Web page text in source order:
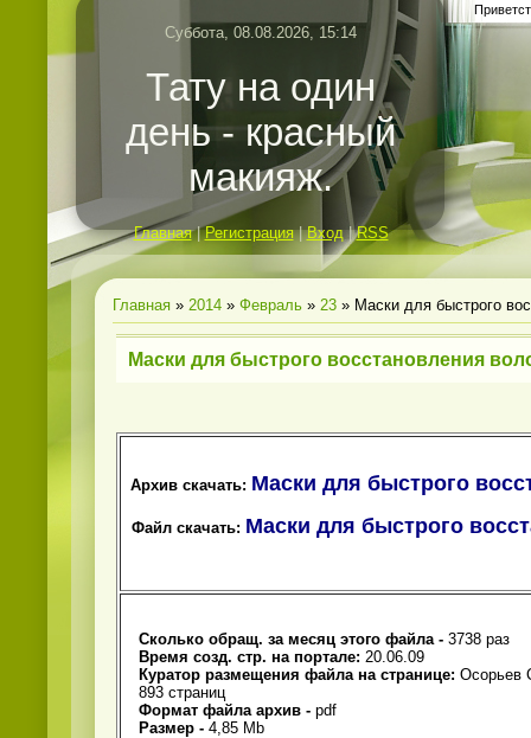
Суббота, 08.08.2026, 15:14
Тату на один
день - красный
макияж.
Главная|Регистрация|Вход|RSS
Главная » 2014 » Февраль » 23 » Маски для быстрого
Маски для быстрого восстановления
Архив скачать: Маски для быстрого
Файл скачать: Маски для быстрого
Сколько обращ. за месяц этого файла - 3738 раз
Время созд. стр. на портале: 20.06.09
Куратор размещения файла на странице: Осорьев
893 страниц
Формат файла архив - pdf
Размер - 4,85 Mb